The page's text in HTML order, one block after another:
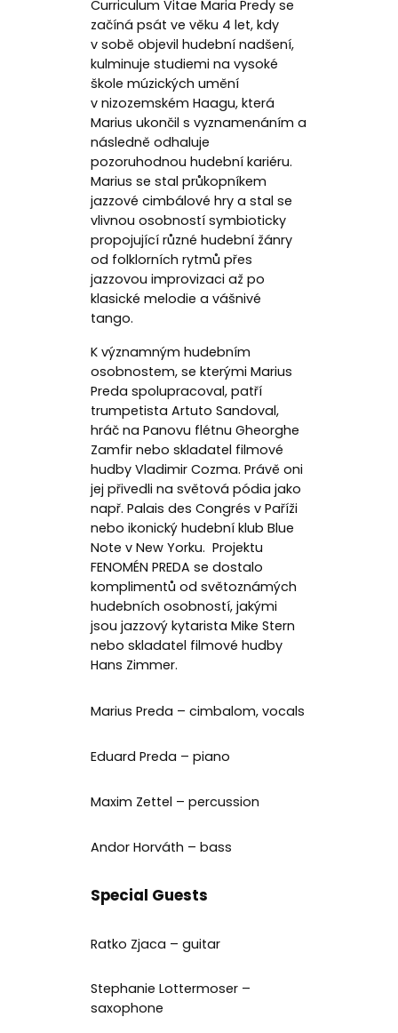
Curriculum Vitae Maria Predy se
začíná psát ve věku 4 let, kdy
v sobě objevil hudební nadšení,
kulminuje studiemi na vysoké
škole múzických umění
v nizozemském Haagu, která
Marius ukončil s vyznamenáním a
následně odhaluje
pozoruhodnou hudební kariéru.
Marius se stal průkopníkem
jazzové cimbálové hry a stal se
vlivnou osobností symbioticky
propojující různé hudební žánry
od folklorních rytmů přes
jazzovou improvizaci až po
klasické melodie a vášnivé
tango.
K významným hudebním
osobnostem, se kterými Marius
Preda spolupracoval, patří
trumpetista Artuto Sandoval,
hráč na Panovu flétnu Gheorghe
Zamfir nebo skladatel filmové
hudby Vladimir Cozma. Právě oni
jej přivedli na světová pódia jako
např. Palais des Congrés v Paříži
nebo ikonický hudební klub Blue
Note v New Yorku. Projektu
FENOMÉN PREDA se dostalo
komplimentů od světoznámých
hudebních osobností, jakými
jsou jazzový kytarista Mike Stern
nebo skladatel filmové hudby
Hans Zimmer.
Marius Preda – cimbalom, vocals
Eduard Preda – piano
Maxim Zettel – percussion
Andor Horváth – bass
Special Guests
Ratko Zjaca – guitar
Stephanie Lottermoser –
saxophone